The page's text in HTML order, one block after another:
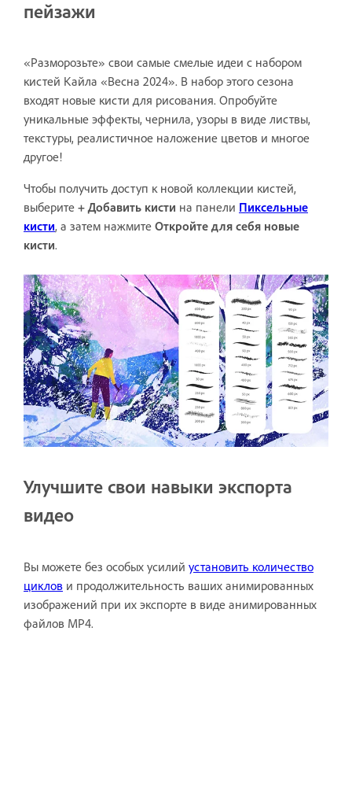
пейзажи
«Разморозьте» свои самые смелые идеи с набором
кистей Кайла «Весна 2024». В набор этого сезона
входят новые кисти для рисования. Опробуйте
уникальные эффекты, чернила, узоры в виде листвы,
текстуры, реалистичное наложение цветов и многое
другое!
Чтобы получить доступ к новой коллекции кистей,
выберите + Добавить кисти на панели Пиксельные
кисти, а затем нажмите Откройте для себя новые
кисти.
Улучшите свои навыки экспорта
видео
Вы можете без особых усилий установить количество
циклов и продолжительность ваших анимированных
изображений при их экспорте в виде анимированных
файлов MP4.